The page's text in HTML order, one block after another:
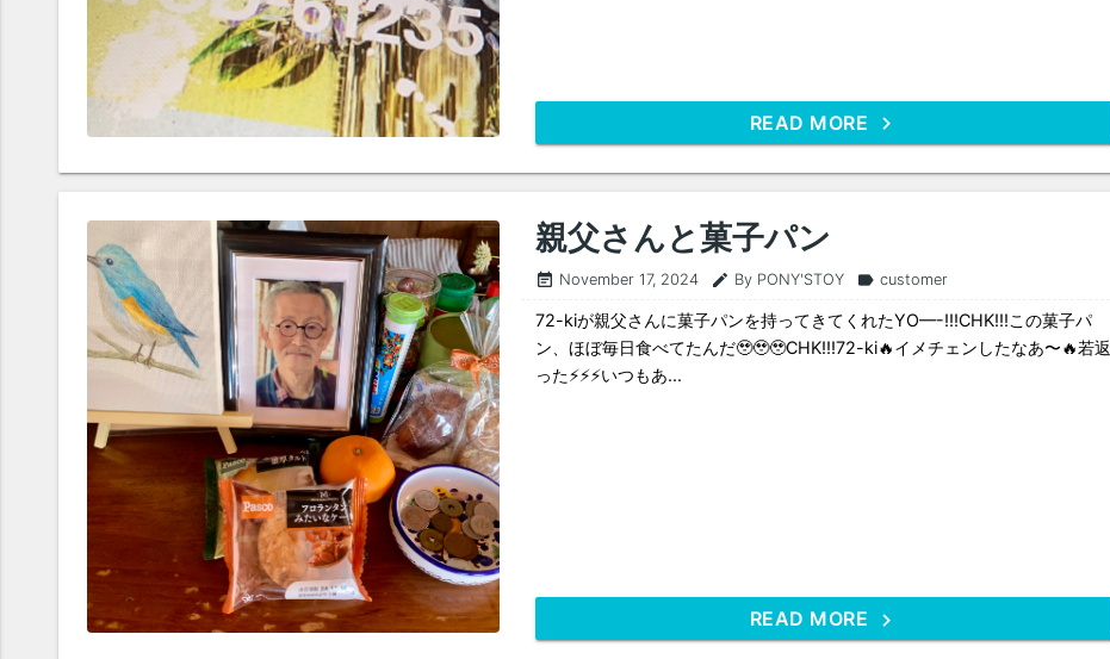
READ MORE
親父さんと菓子パン
event_note November 17, 2024 edit By PONY'STOY label customer
72-kiが親父さんに菓子パンを持ってきてくれたYO—-!!!CHK!!!この菓子パ
ン、ほぼ毎日食べてたんだ🥹🥹🥹CHK!!!72-ki🔥イメチェンしたなあ〜🔥若返
った⚡️⚡️⚡️いつもあ...
READ MORE